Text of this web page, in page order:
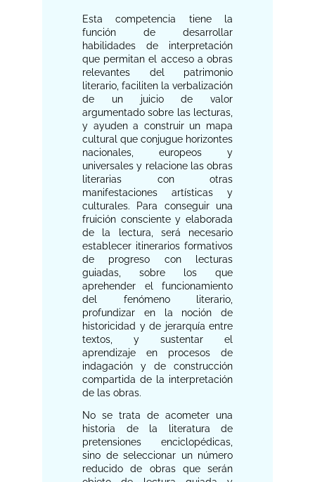
Esta competencia tiene la
función de desarrollar
habilidades de interpretación
que permitan el acceso a obras
relevantes del patrimonio
literario, faciliten la verbalización
de un juicio de valor
argumentado sobre las lecturas,
y ayuden a construir un mapa
cultural que conjugue horizontes
nacionales, europeos y
universales y relacione las obras
literarias con otras
manifestaciones artísticas y
culturales. Para conseguir una
fruición consciente y elaborada
de la lectura, será necesario
establecer itinerarios formativos
de progreso con lecturas
guiadas, sobre los que
aprehender el funcionamiento
del fenómeno literario,
profundizar en la noción de
historicidad y de jerarquía entre
textos, y sustentar el
aprendizaje en procesos de
indagación y de construcción
compartida de la interpretación
de las obras.
No se trata de acometer una
historia de la literatura de
pretensiones enciclopédicas,
sino de seleccionar un número
reducido de obras que serán